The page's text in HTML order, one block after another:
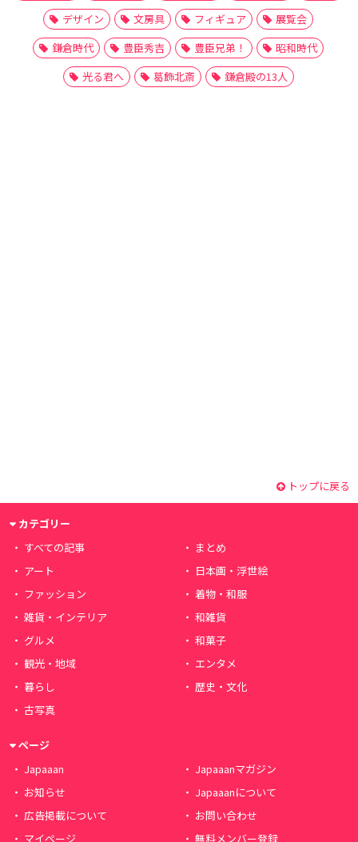
デザイン
文房具 フィギュア
展覧会
鎌倉時代
豊臣秀吉 豊臣兄弟！
昭和時代
光る君へ
葛飾北斎 鎌倉殿の13人
トップに戻る
カテゴリー
すべての記事
まとめ
アート
日本画・浮世絵
ファッション
着物・和服
雑貨・インテリア
和雑貨
グルメ
和菓子
観光・地域
エンタメ
暮らし
歴史・文化
古写真
ページ
Japaaan
Japaaanマガジン
お知らせ
Japaaanについて
広告掲載について
お問い合わせ
マイページ
無料メンバー登録